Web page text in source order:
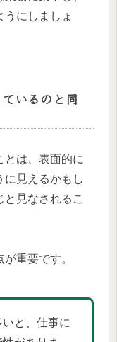
にしましょ
いるのと同
とは、表面的に
に見えるかもし
見なされるこ
重要です。
いと、仕事に